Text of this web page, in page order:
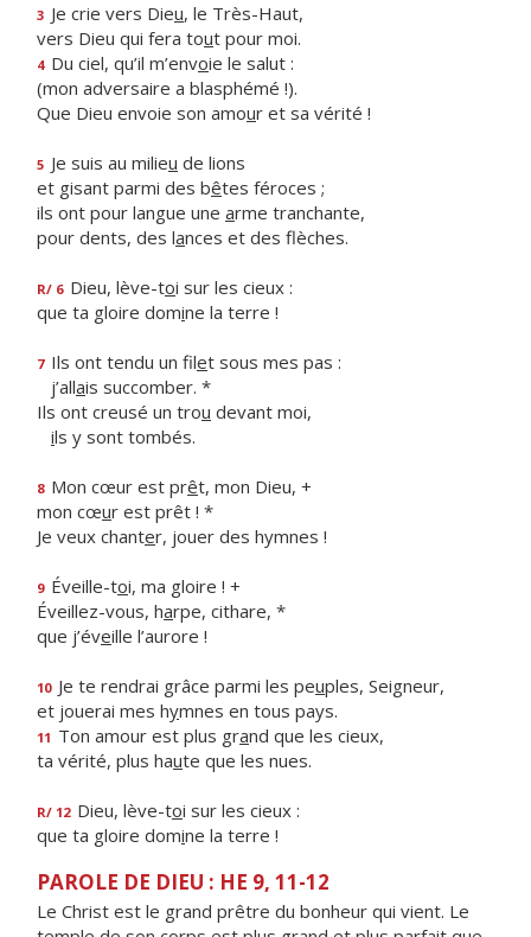
3 Je crie vers Dieu, le Très-Haut,
vers Dieu qui fera tout pour moi.
4 Du ciel, qu’il m’envoie le salut :
(mon adversaire a blasphémé !).
Que Dieu envoie son amour et sa vérité !
5 Je suis au milieu de lions
et gisant parmi des bêtes féroces ;
ils ont pour langue une arme tranchante,
pour dents, des lances et des flèches.
R/ 6 Dieu, lève-toi sur les cieux :
que ta gloire domine la terre !
7 Ils ont tendu un filet sous mes pas :
j’allais succomber. *
Ils ont creusé un trou devant moi,
ils y sont tombés.
8 Mon cœur est prêt, mon Dieu, +
mon cœur est prêt ! *
Je veux chanter, jouer des hymnes !
9 Éveille-toi, ma gloire ! +
Éveillez-vous, harpe, cithare, *
que j’éveille l’aurore !
10 Je te rendrai grâce parmi les peuples, Seigneur,
et jouerai mes hymnes en tous pays.
11 Ton amour est plus grand que les cieux,
ta vérité, plus haute que les nues.
R/ 12 Dieu, lève-toi sur les cieux :
que ta gloire domine la terre !
PAROLE DE DIEU : HE 9, 11-12
Le Christ est le grand prêtre du bonheur qui vient. Le